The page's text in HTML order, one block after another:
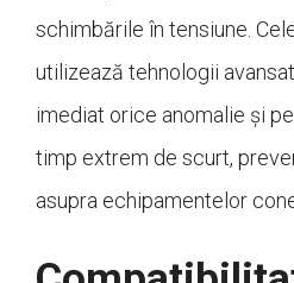
schimbările în tensiune.
utilizează tehnologii
imediat orice anomalie și
timp extrem de scurt,
asupra echipamentelor